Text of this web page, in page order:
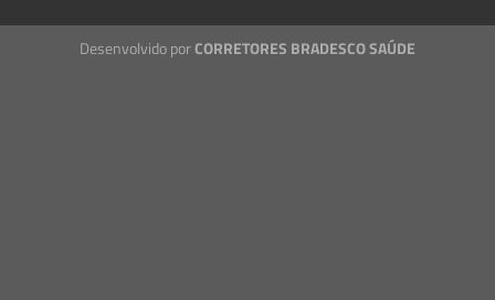
Desenvolvido porCORRETORES BRADESCO SAÚDE